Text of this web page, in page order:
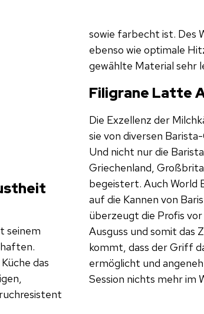
seinem
das
sowie farbecht ist. Des
ebenso wie optimale
gewählte Material sehr
Filigrane Latte
Die Exzellenz der
sie von diversen
Und nicht nur die
Griechenland,
begeistert. Auch World
auf die Kannen von
überzeugt die Profis
Ausguss und somit das
kommt, dass der Griff
ermöglicht und
Session nichts mehr im